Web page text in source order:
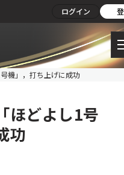
ログイン
機」，打ち上げに成功
ほどよし1号
功